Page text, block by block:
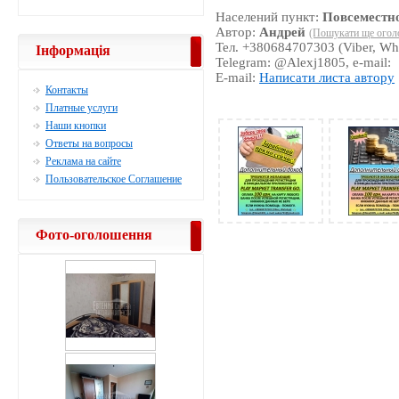
Населений пункт:
Автор: Андрей (Пошукати ще
Тел. +380684707303 (Viber,
Telegram: @Alexj1805, e-mail:
E-mail:Написати листа автору
Інформація
Контакты
Платные услуги
Наши кнопки
Ответы на вопросы
Реклама на сайте
Пользовательское Соглашение
Фото-оголошення